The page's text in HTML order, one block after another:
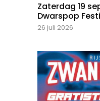
Zaterdag 19
Dwarspop
26 juli 2026